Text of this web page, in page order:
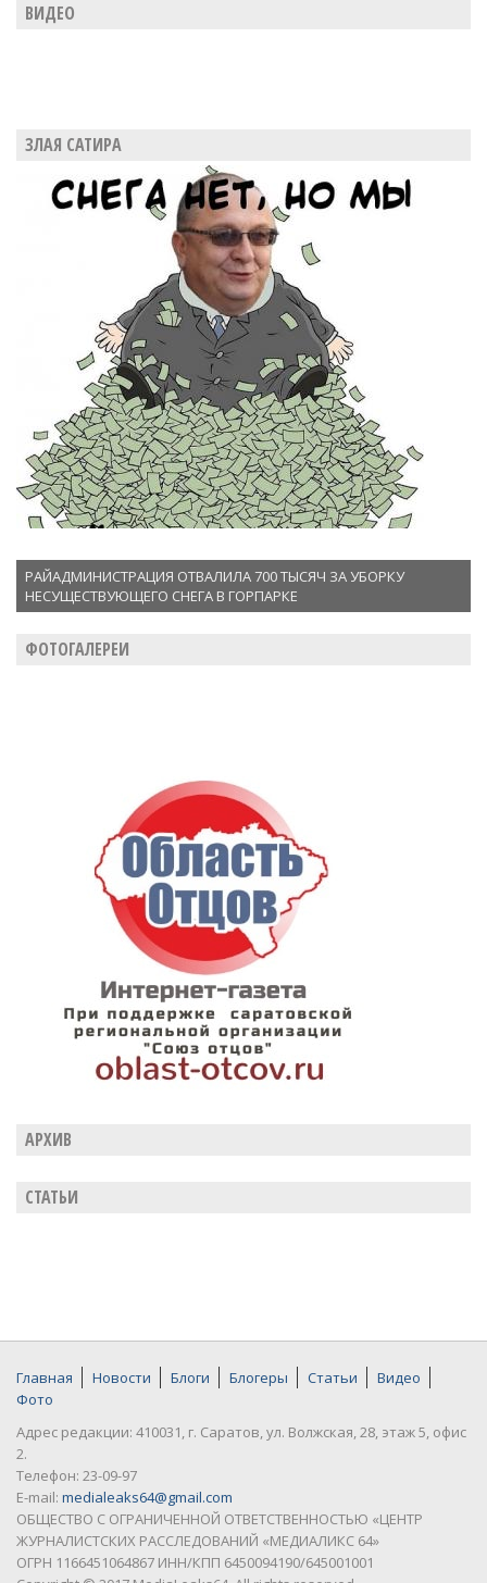
ВИДЕО
ЗЛАЯ САТИРА
РАЙАДМИНИСТРАЦИЯ ОТВАЛИЛА 700 ТЫСЯЧ ЗА УБОРКУ
НЕСУЩЕСТВУЮЩЕГО СНЕГА В ГОРПАРКЕ
ФОТОГАЛЕРЕИ
АРХИВ
СТАТЬИ
Главная Новости Блоги Блогеры Статьи
Видео
Фото
Адрес редакции: 410031, г. Саратов, ул. Волжская, 28, этаж 5, офис
2.
Телефон: 23-09-97
E-mail: medialeaks64@gmail.com
ОБЩЕСТВО С ОГРАНИЧЕННОЙ ОТВЕТСТВЕННОСТЬЮ «ЦЕНТР
ЖУРНАЛИСТСКИХ РАССЛЕДОВАНИЙ «МЕДИАЛИКС 64»
ОГРН 1166451064867 ИНН/КПП 6450094190/645001001